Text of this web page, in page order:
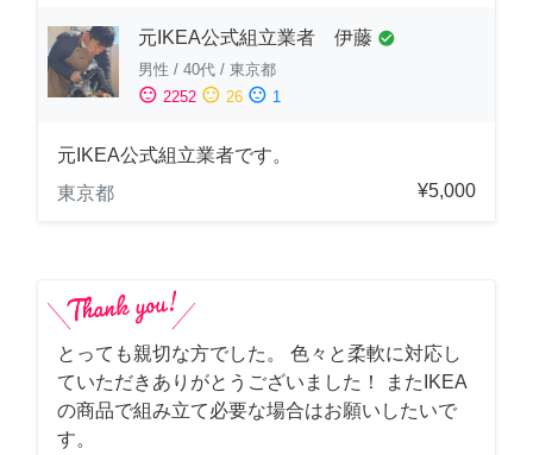
元IKEA公式組立業者 伊藤 check_circle
男性 / 40代 / 東京都
sentiment_satisfied 2252 sentiment_neutral 26 sentiment_dissatisfied 1
元IKEA公式組立業者です。
東京都
¥5,000
とっても親切な方でした。 色々と柔軟に対応し
ていただきありがとうございました！ またIKEA
の商品で組み立て必要な場合はお願いしたいで
す。